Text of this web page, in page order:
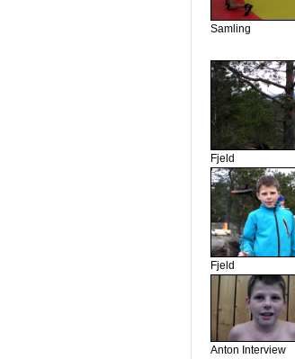
Samling
Fjeld
Fjeld
Anton Interview